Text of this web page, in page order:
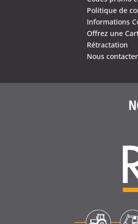
Politique de
Informations
Offrez une
Rétractation
Nous contacter